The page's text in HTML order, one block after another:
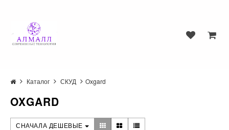
Каталог СКУД Oxgard
OXGARD
СНАЧАЛА ДЕШЕВЫЕ